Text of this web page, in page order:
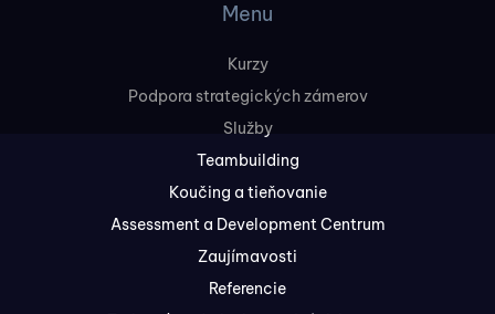
Menu
Kurzy
Podpora strategických zámerov
Služby
Teambuilding
Koučing a tieňovanie
Assessment a Development Centrum
Zaujímavosti
Referencie